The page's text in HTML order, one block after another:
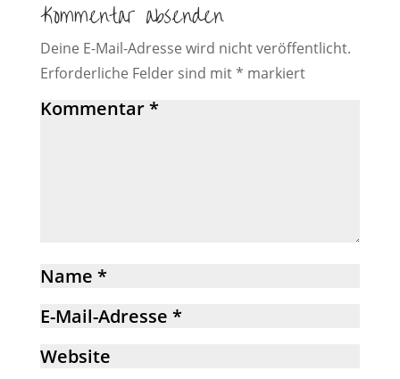
Kommentar absenden
Deine E-Mail-Adresse wird nicht veröffentlicht.
Erforderliche Felder sind mit* markiert